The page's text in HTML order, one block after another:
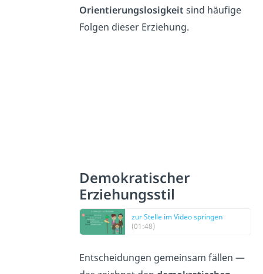
Orientierungslosigkeit sind häufige
Folgen dieser Erziehung.
Demokratischer
Erziehungsstil
zur Stelle im Video springen
(01:48)
Entscheidungen gemeinsam fällen —